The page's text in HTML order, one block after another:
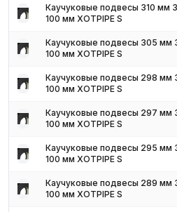
Каучуковые подвесы 310 мм
100 мм XOTPIPE S
Каучуковые подвесы 305 мм
100 мм XOTPIPE S
Каучуковые подвесы 298 мм
100 мм XOTPIPE S
Каучуковые подвесы 297 мм
100 мм XOTPIPE S
Каучуковые подвесы 295 мм
100 мм XOTPIPE S
Каучуковые подвесы 289 мм
100 мм XOTPIPE S